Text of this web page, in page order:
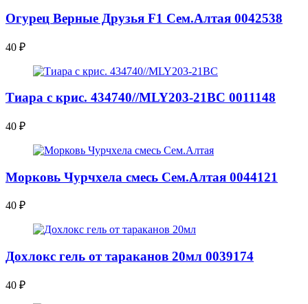
Огурец Верные Друзья F1 Сем.Алтая 0042538
40 ₽
Тиара с крис. 434740//MLY203-21BC 0011148
40 ₽
Морковь Чурчхела смесь Сем.Алтая 0044121
40 ₽
Дохлокс гель от тараканов 20мл 0039174
40 ₽